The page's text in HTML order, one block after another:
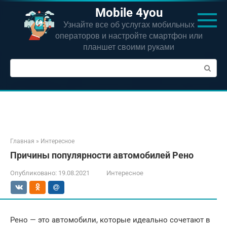
Перейти
контенту
Mobile 4you
Узнайте все об услугах мобильных
операторов и настройте смартфон или
планшет своими руками
Поиск:
Главная » Интересное
Причины популярности автомобилей Рено
Опубликовано: 19.08.2021 Интересное
Рено — это автомобили, которые идеально сочетают в